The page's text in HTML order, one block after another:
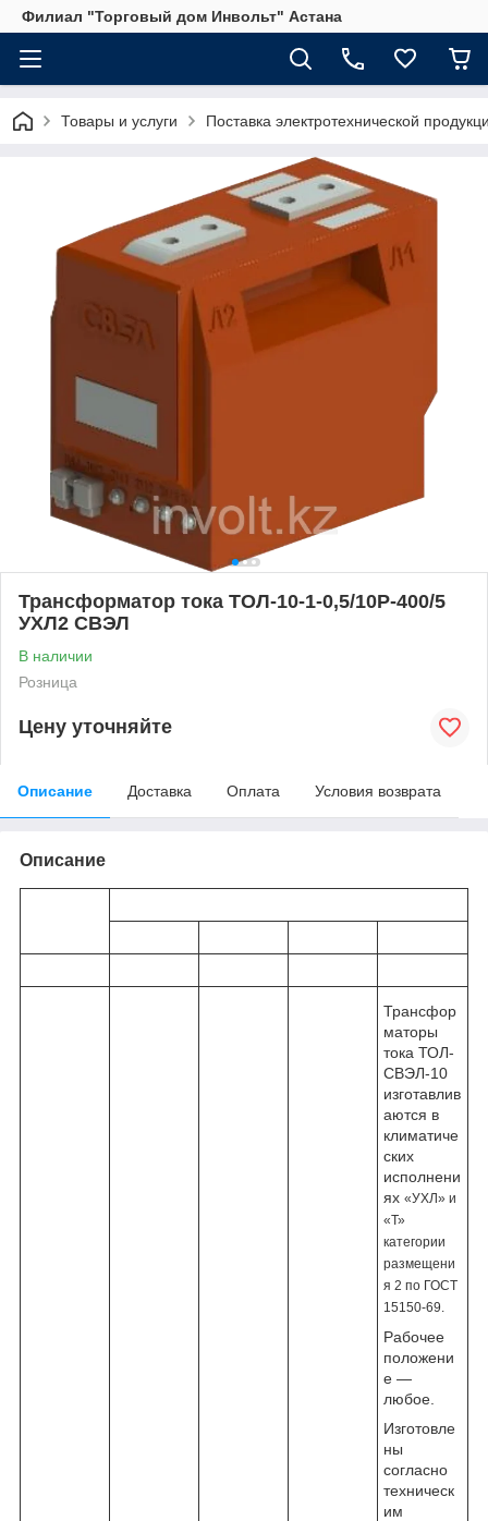
Филиал "Торговый дом Инвольт" Астана
Товары и услуги Поставка электротехнической
Трансформатор тока ТОЛ-10-1-0,5/10Р-400/5
УХЛ2 СВЭЛ
В наличии
Розница
Цену уточняйте
Описание Доставка Оплата Условия возврата
Описание
Трансфор
маторы
тока ТОЛ-
СВЭЛ-10
изготавлив
аются в
климатиче
ских
исполнени
ях «УХЛ» и
«Т»
категории
размещени
я 2 по ГОСТ
15150-69.
Рабочее
положени
е —
любое.
Изготовле
ны
согласно
техническ
им